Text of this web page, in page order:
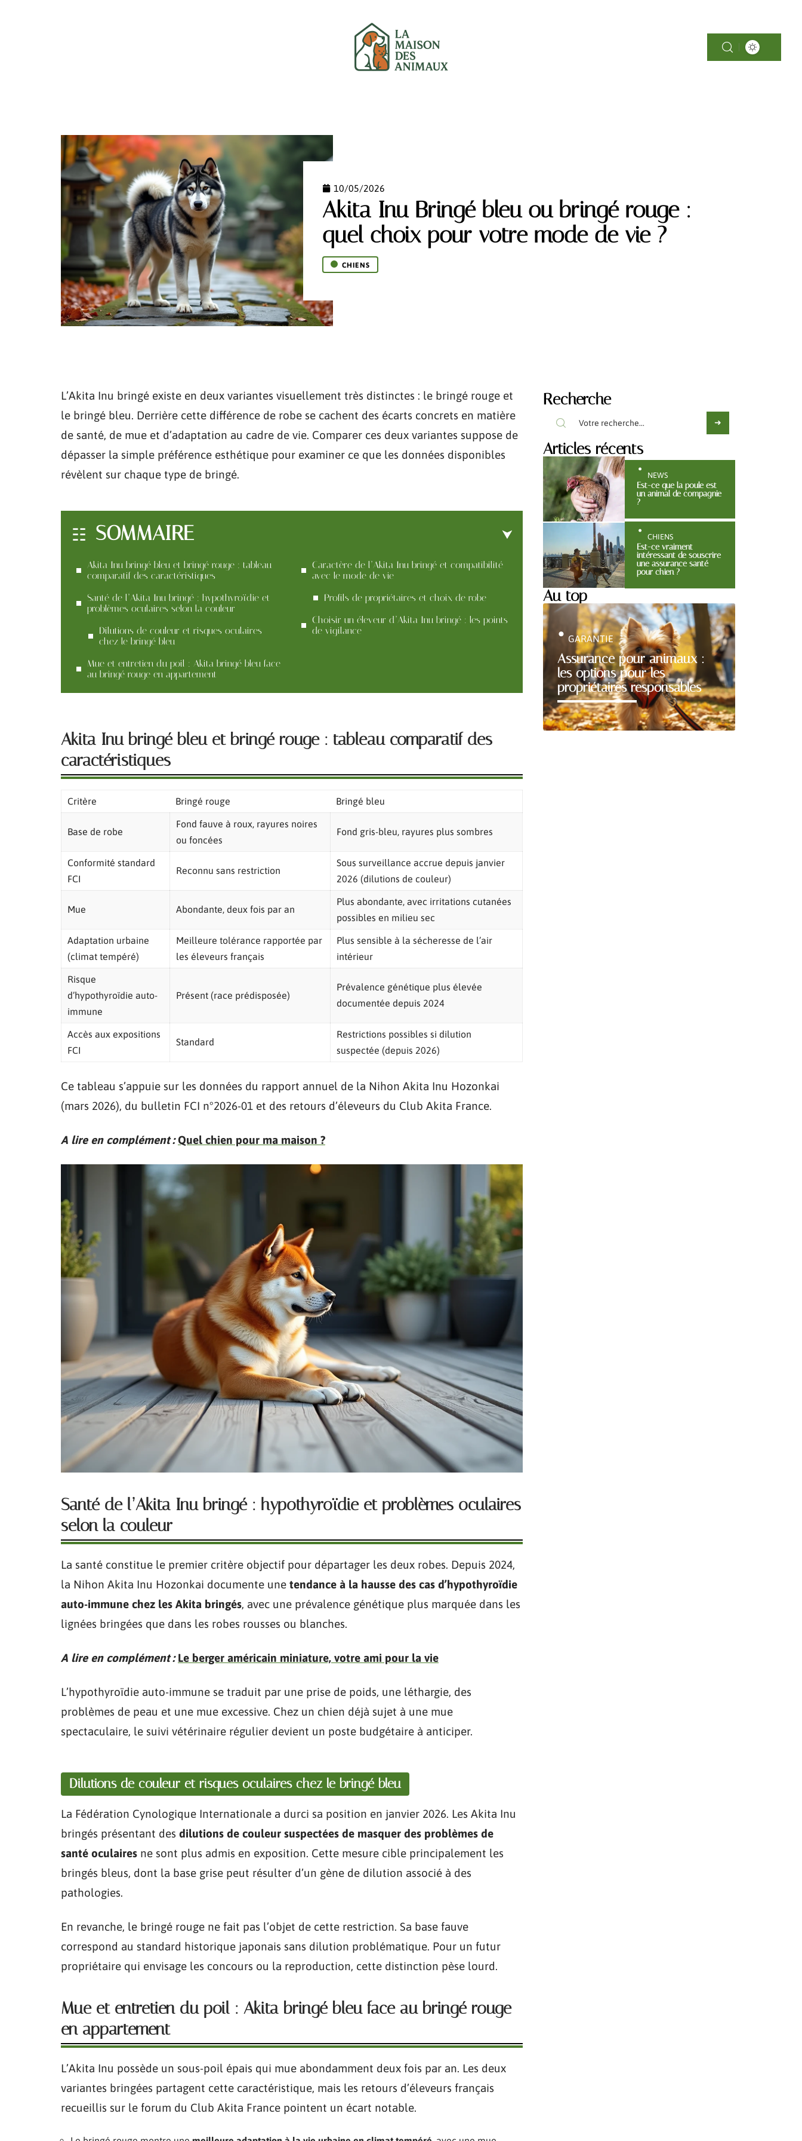
10/05/2026
Akita Inu Bringé bleu ou bringé rouge :
quel choix pour votre mode de vie ?
CHIENS
L’Akita Inu bringé existe en deux variantes visuellement très distinctes : le bringé rouge et
le bringé bleu. Derrière cette différence de robe se cachent des écarts concrets en matière
de santé, de mue et d’adaptation au cadre de vie. Comparer ces deux variantes suppose de
dépasser la simple préférence esthétique pour examiner ce que les données disponibles
révèlent sur chaque type de bringé.
SOMMAIRE
Akita Inu bringé bleu et bringé rouge : tableau
comparatif des caractéristiques
Santé de l’Akita Inu bringé : hypothyroïdie et
problèmes oculaires selon la couleur
Dilutions de couleur et risques oculaires
chez le bringé bleu
Mue et entretien du poil : Akita bringé bleu face
au bringé rouge en appartement
Caractère de l’Akita Inu bringé et compatibilité
avec le mode de vie
Profils de propriétaires et choix de robe
Choisir un éleveur d’Akita Inu bringé : les points
de vigilance
Akita Inu bringé bleu et bringé rouge : tableau comparatif des
caractéristiques
Critère Bringé rouge Bringé bleu
Base de robe
Fond fauve à roux, rayures noires
ou foncées
Fond gris-bleu, rayures plus sombres
Conformité standard
FCI
Reconnu sans restriction
Sous surveillance accrue depuis janvier
2026 (dilutions de couleur)
Mue Abondante, deux fois par an
Plus abondante, avec irritations cutanées
possibles en milieu sec
Adaptation urbaine
(climat tempéré)
Meilleure tolérance rapportée par
les éleveurs français
Plus sensible à la sécheresse de l’air
intérieur
Risque
d’hypothyroïdie auto-
immune
Présent (race prédisposée)
Prévalence génétique plus élevée
documentée depuis 2024
Accès aux expositions
FCI
Standard
Restrictions possibles si dilution
suspectée (depuis 2026)
Ce tableau s’appuie sur les données du rapport annuel de la Nihon Akita Inu Hozonkai
(mars 2026), du bulletin FCI n°2026-01 et des retours d’éleveurs du Club Akita France.
A lire en complément : Quel chien pour ma maison ?
Santé de l’Akita Inu bringé : hypothyroïdie et problèmes oculaires
selon la couleur
La santé constitue le premier critère objectif pour départager les deux robes. Depuis 2024,
la Nihon Akita Inu Hozonkai documente une tendance à la hausse des cas d’hypothyroïdie
auto-immune chez les Akita bringés, avec une prévalence génétique plus marquée dans les
lignées bringées que dans les robes rousses ou blanches.
A lire en complément : Le berger américain miniature, votre ami pour la vie
L’hypothyroïdie auto-immune se traduit par une prise de poids, une léthargie, des
problèmes de peau et une mue excessive. Chez un chien déjà sujet à une mue
spectaculaire, le suivi vétérinaire régulier devient un poste budgétaire à anticiper.
Dilutions de couleur et risques oculaires chez le bringé bleu
La Fédération Cynologique Internationale a durci sa position en janvier 2026. Les Akita Inu
bringés présentant des dilutions de couleur suspectées de masquer des problèmes de
santé oculaires ne sont plus admis en exposition. Cette mesure cible principalement les
bringés bleus, dont la base grise peut résulter d’un gène de dilution associé à des
pathologies.
En revanche, le bringé rouge ne fait pas l’objet de cette restriction. Sa base fauve
correspond au standard historique japonais sans dilution problématique. Pour un futur
propriétaire qui envisage les concours ou la reproduction, cette distinction pèse lourd.
Mue et entretien du poil : Akita bringé bleu face au bringé rouge
en appartement
L’Akita Inu possède un sous-poil épais qui mue abondamment deux fois par an. Les deux
variantes bringées partagent cette caractéristique, mais les retours d’éleveurs français
recueillis sur le forum du Club Akita France pointent un écart notable.
Recherche
Articles récents
NEWS
Est-ce que la poule est
un animal de compagnie
?
CHIENS
Est-ce vraiment
intéressant de souscrire
une assurance santé
pour chien ?
Au top
Assurance pour animaux :
les options pour les
propriétaires responsables
GARANTIE